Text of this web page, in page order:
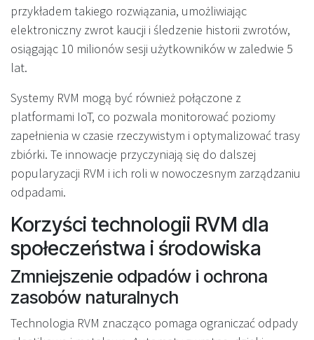
przykładem takiego rozwiązania, umożliwiając
elektroniczny zwrot kaucji i śledzenie historii zwrotów,
osiągając 10 milionów sesji użytkowników w zaledwie 5
lat.
Systemy RVM mogą być również połączone z
platformami IoT, co pozwala monitorować poziomy
zapełnienia w czasie rzeczywistym i optymalizować trasy
zbiórki. Te innowacje przyczyniają się do dalszej
popularyzacji RVM i ich roli w nowoczesnym zarządzaniu
odpadami.
Korzyści technologii RVM dla
społeczeństwa i środowiska
Zmniejszenie odpadów i ochrona
zasobów naturalnych
Technologia RVM znacząco pomaga ograniczać odpady